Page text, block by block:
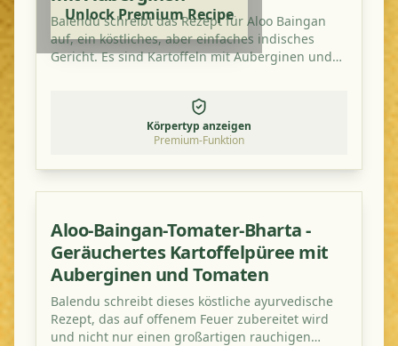
Unlock Premium Recipe
Balendu schreibt das Rezept für Aloo Baingan
auf, ein köstliches, aber einfaches indisches
Gericht. Es sind Kartoffeln mit Auberginen und
Körpertyp anzeigen
Premium-Funktion
Aloo-Baingan-Tomater-Bharta -
Geräuchertes Kartoffelpüree mit
Auberginen und Tomaten
Balendu schreibt dieses köstliche ayurvedische
Rezept, das auf offenem Feuer zubereitet wird
und nicht nur einen großartigen rauchigen